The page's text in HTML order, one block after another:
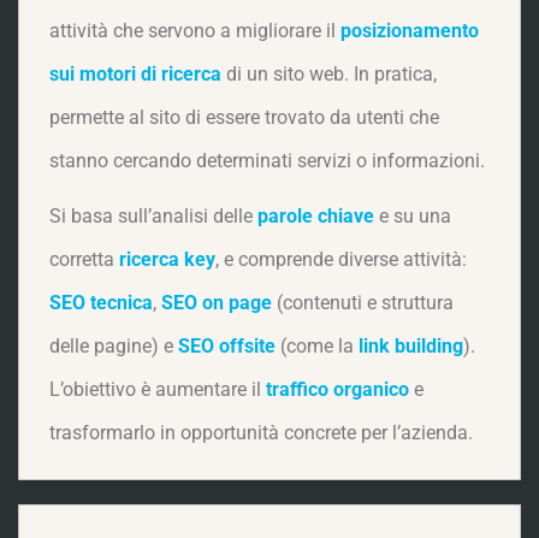
attività che servono a migliorare il posizionamento
sui motori di ricerca di un sito web. In pratica,
permette al sito di essere trovato da utenti che
stanno cercando determinati servizi o informazioni.
Si basa sull’analisi delle parole chiave e su una
corretta ricerca key, e comprende diverse attività:
SEO tecnica, SEO on page (contenuti e struttura
delle pagine) e SEO offsite (come la link building).
L’obiettivo è aumentare il traffico organico e
trasformarlo in opportunità concrete per l’azienda.